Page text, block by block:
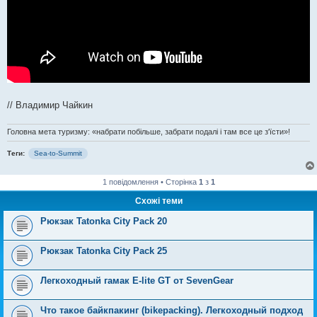
// Владимир Чайкин
Головна мета туризму: «набрати побільше, забрати подалі і там все це з'їсти»!
Теги: Sea-to-Summit
1 повідомлення • Сторінка 1 з 1
Схожі теми
Рюкзак Tatonka City Pack 20
Рюкзак Tatonka City Pack 25
Легкоходный гамак E-lite GT от SevenGear
Что такое байкпакинг (bikepacking). Легкоходный подход